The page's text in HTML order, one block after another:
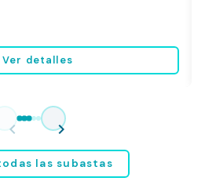
para inmuebles ubicados en
y Medellín.
Ver detalles
chevron_left chevron_right
las subastas